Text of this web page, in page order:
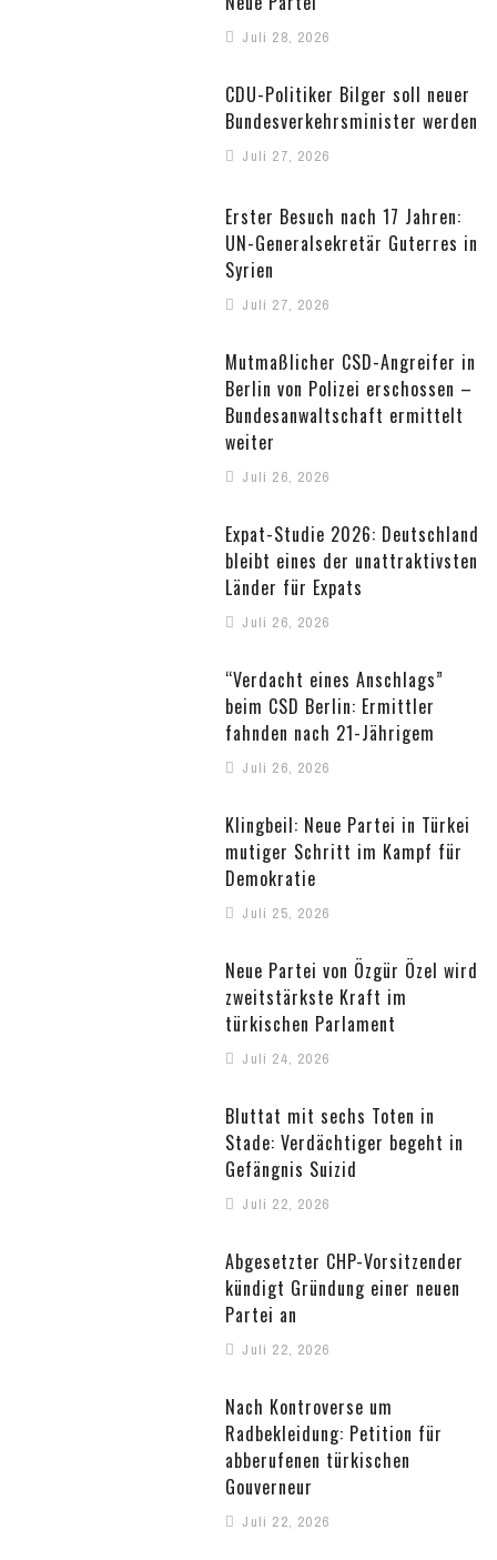
Juli 28, 2026
CDU-Politiker Bilger soll neuer
Bundesverkehrsminister werden
Juli 27, 2026
Erster Besuch nach 17 Jahren:
UN-Generalsekretär Guterres in
Syrien
Juli 27, 2026
Mutmaßlicher CSD-Angreifer in
Berlin von Polizei erschossen –
Bundesanwaltschaft ermittelt
weiter
Juli 26, 2026
Expat-Studie 2026: Deutschland
bleibt eines der unattraktivsten
Länder für Expats
Juli 26, 2026
“Verdacht eines Anschlags”
beim CSD Berlin: Ermittler
fahnden nach 21-Jährigem
Juli 26, 2026
Klingbeil: Neue Partei in Türkei
mutiger Schritt im Kampf für
Demokratie
Juli 25, 2026
Neue Partei von Özgür Özel wird
zweitstärkste Kraft im
türkischen Parlament
Juli 24, 2026
Bluttat mit sechs Toten in
Stade: Verdächtiger begeht in
Gefängnis Suizid
Juli 22, 2026
Abgesetzter CHP-Vorsitzender
kündigt Gründung einer neuen
Partei an
Juli 22, 2026
Nach Kontroverse um
Radbekleidung: Petition für
abberufenen türkischen
Gouverneur
Juli 22, 2026